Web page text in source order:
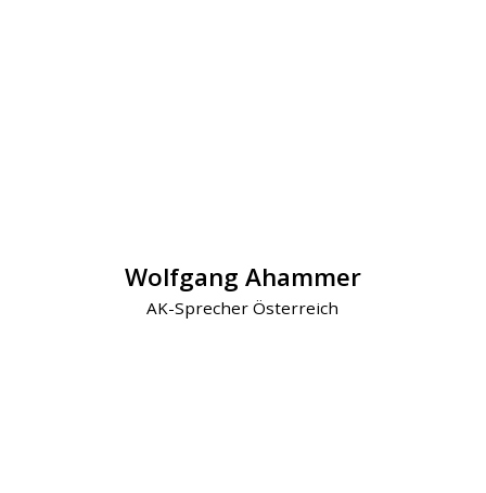
Wolfgang Ahammer
AK-Sprecher Österreich